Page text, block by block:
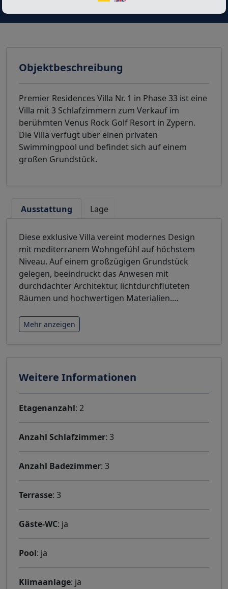
Objektbeschreibung
Premier Residences Villa Nr. 1 in Phase 33 ist eine
Villa mit 3 Schlafzimmern zum Verkauf im
berühmten Venus Rock Golf Resort in Zypern.
Die Villa verfügt über einen privaten
Swimmingpool und befindet sich auf einem
großen Grundstück.
Ausstattung Lage
Diese exklusive Villa vereint modernes Design
mit mediterranem Wohngefühl auf höchstem
Niveau. Auf einem großzügigen Grundstück
gelegen, beeindruckt das Anwesen mit
durchdachter Architektur, lichtdurchfluteten
Räumen und hochwertigen Materialien.…
Mehr anzeigen
Weitere Informationen
Etagenanzahl: 2
Anzahl Schlafzimmer: 3
Anzahl Badezimmer: 3
Terrasse: 3
Gäste-WC: ja
Pool: ja
Klimaanlage: ja